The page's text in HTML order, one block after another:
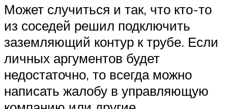
Может случиться и так, что кто-то
из соседей решил подключить
заземляющий контур к трубе. Если
личных аргументов будет
недостаточно, то всегда можно
написать жалобу в управляющую